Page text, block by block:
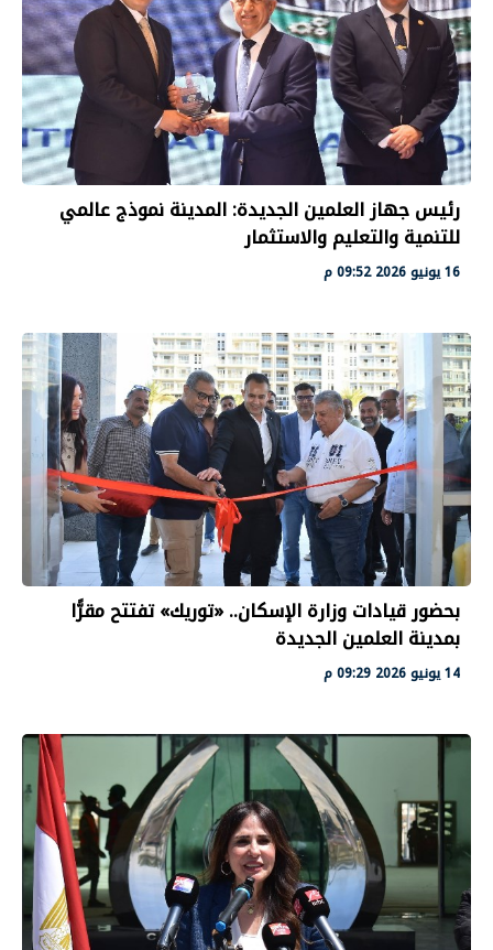
رئيس جهاز العلمين الجديدة: المدينة نموذج عالمي
للتنمية والتعليم والاستثمار
16 يونيو 2026 09:52 م
بحضور قيادات وزارة الإسكان.. «توريك» تفتتح مقرًّا
بمدينة العلمين الجديدة
14 يونيو 2026 09:29 م